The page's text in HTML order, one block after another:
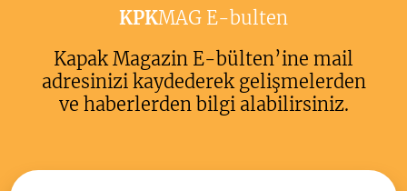
KPKMAG E-bulten
Kapak Magazin E-bülten’ine mail
adresinizi kaydederek gelişmelerden
ve haberlerden bilgi alabilirsiniz.